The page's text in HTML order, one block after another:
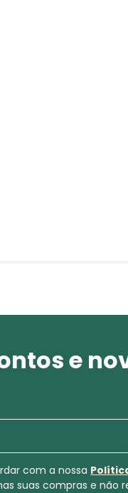
e
com a nossa
suas compras e não